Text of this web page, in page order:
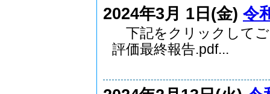
2024年3月 1日(金) 令
下記をクリックして
評価最終報告.pdf...